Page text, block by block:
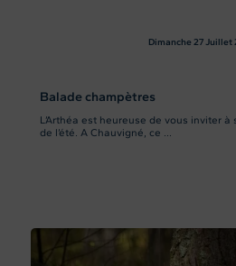
Dimanche 27Juillet
Balade champètres
L’Arthéa est heureuse de vous inviter
de l’été. A Chauvigné, ce ...